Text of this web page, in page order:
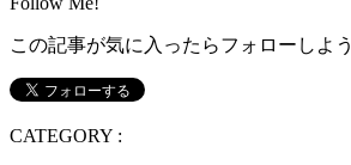
この記事が気に入ったらフォローしよう
CATEGORY :